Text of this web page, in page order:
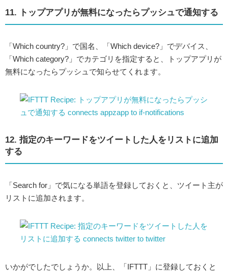
11. トップアプリが無料になったらプッシュで通知する
「Which country?」で国名、「Which device?」でデバイス、
「Which category?」でカテゴリを指定すると、トップアプリが
無料になったらプッシュで知らせてくれます。
12. 指定のキーワードをツイートした人をリストに追加
する
「Search for」で気になる単語を登録しておくと、ツイート主が
リストに追加されます。
いかがでしたでしょうか。以上、「IFTTT」に登録しておくと